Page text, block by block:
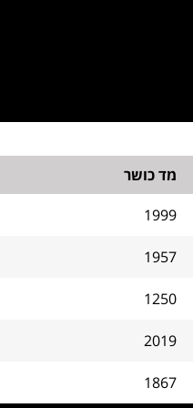
מד כושר
1999
1957
1250
2019
1867